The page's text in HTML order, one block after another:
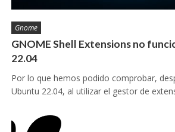
Gnome
GNOME Shell Extensions no
22.04
Por lo que hemos podido comprobar,
Ubuntu 22.04, al utilizar el gestor de